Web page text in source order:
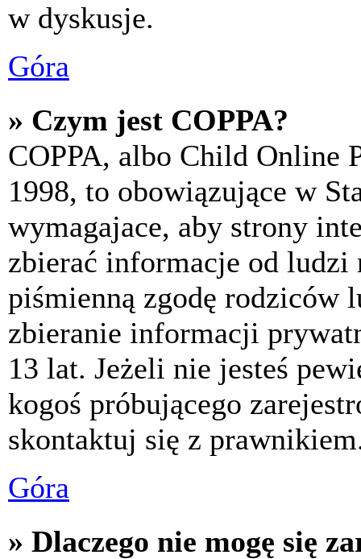
w dyskusje.
Góra
» Czym jest COPPA?
COPPA, albo Child Online
1998, to obowiązujące w
wymagajace, aby strony
zbierać informacje od
piśmienną zgodę rodziców
zbieranie informacji
13 lat. Jeżeli nie jesteś
kogoś próbującego
skontaktuj się z
Góra
» Dlaczego nie mogę się